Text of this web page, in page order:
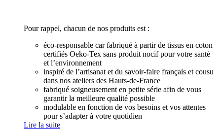
Pour rappel, chacun de nos produits est :
éco-responsable car fabriqué à partir de tissus en coton
certifiés Oeko-Tex sans produit nocif pour votre santé
et l’environnement
inspiré de l’artisanat et du savoir-faire français et cousu
dans nos ateliers des Hauts-de-France
fabriqué soigneusement en petite série afin de vous
garantir la meilleure qualité possible
modulable en fonction de vos besoins et vos attentes
pour s’adapter à votre quotidien
Lire la suite